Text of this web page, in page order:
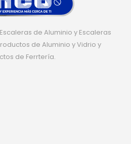
de Aluminio y Escaleras
de Aluminio y Vidrio y
de Ferrtería.